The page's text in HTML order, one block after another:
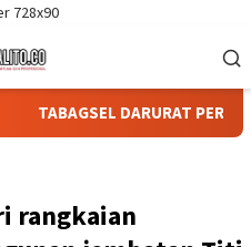
DARURAT
rangkaian